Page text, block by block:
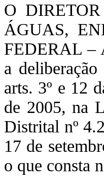
O
ÁGUAS,
FEDERAL –
a
arts. 3º e 12
de 2005, na
Distrital nº
17 de
o que consta